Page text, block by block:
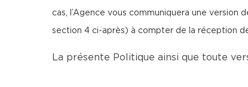
cas, l’Agence vous communiquera une
section 4 ci-après) à compter de la réception
La présente Politique ainsi que toute